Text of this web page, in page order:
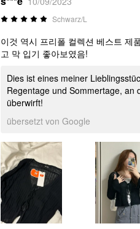
Schwarz/L
이것 역시 프리폴 컬렉션 베스트 제
고 막 입기 좋아보였음!
Dies ist eines meiner
Regentage und Sommertage, an
überwirft!
übersetzt von Google